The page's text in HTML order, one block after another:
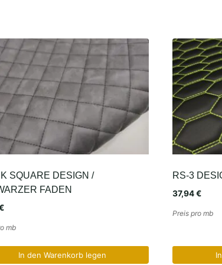
SQUARE DESIGN /
FADEN
mb
In den Warenkorb legen
RS-3
37,94€
Preis pro mb